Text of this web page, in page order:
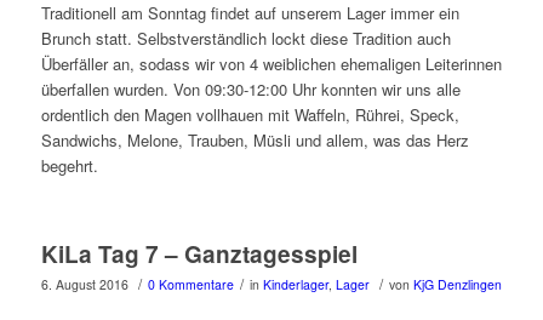
Traditionell am Sonntag findet auf unserem Lager immer ein
Brunch statt. Selbstverständlich lockt diese Tradition auch
Überfäller an, sodass wir von 4 weiblichen ehemaligen Leiterinnen
überfallen wurden. Von 09:30-12:00 Uhr konnten wir uns alle
ordentlich den Magen vollhauen mit Waffeln, Rührei, Speck,
Sandwichs, Melone, Trauben, Müsli und allem, was das Herz
begehrt.
KiLa Tag 7 – Ganztagesspiel
6. August 2016 / 0 Kommentare / in Kinderlager, Lager / von KjG Denzlingen